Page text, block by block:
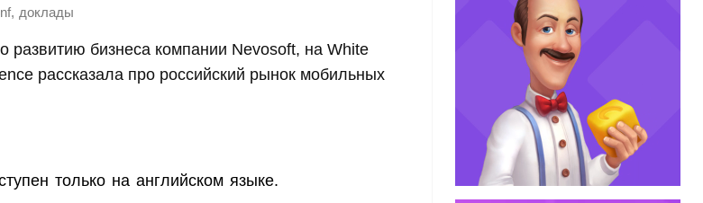
, доклады
развитию бизнеса компании Nevosoft, на White
рассказала про российский рынок мобильных
только на английском языке.